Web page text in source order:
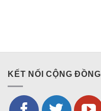
KẾT NỐI CỘNG ĐỒNG